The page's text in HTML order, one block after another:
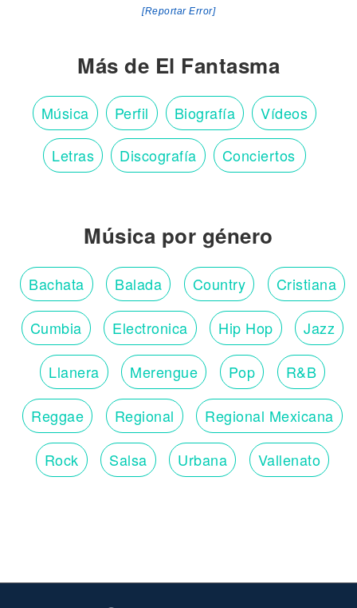
[Reportar Error]
Más de El Fantasma
Música Perfil Biografía Vídeos
Letras Discografía Conciertos
Música por género
Bachata Balada Country Cristiana
Cumbia Electronica Hip Hop Jazz
Llanera Merengue Pop R&B
Reggae Regional Regional Mexicana
Rock Salsa Urbana Vallenato